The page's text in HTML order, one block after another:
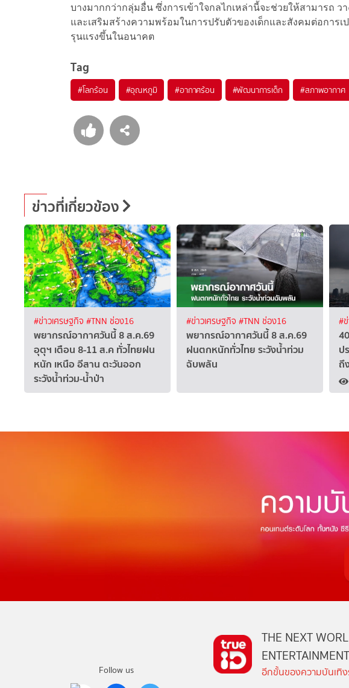
บางมากกว่ากลุ่มอื่น ซึ่งการเข้าใจกลไกเหล่านี้จะช่วยให้สามารถ ว
และเสริมสร้างความพร้อมในการปรับตัวของเด็กและสังคมต่อการ
รุนแรงขึ้นในอนาคต
Tag
#โลกร้อน #อุณหภูมิ #อากาศร้อน #พัฒนาการเด็ก #สภาพอากาศ
ข่าวที่เกี่ยวข้อง
#ข่าวเศรษฐกิจ #TNN ช่อง16
พยากรณ์อากาศวันนี้ 8 ส.ค.69
อุตุฯ เตือน 8-11 ส.ค ทั่วไทยฝน
หนัก เหนือ อีสาน ตะวันออก
ระวังน้ำท่วม-น้ำป่า
#ข่าวเศรษฐกิจ #TNN ช่อง16
พยากรณ์อากาศวันนี้ 8 ส.ค.69
ฝนตกหนักทั่วไทย ระวังน้ำท่วม
ฉับพลัน
#
ป
ถึ
Follow us
THE NEXT
ENTERTAINMENT
อีกขั้นของความบันเทิ